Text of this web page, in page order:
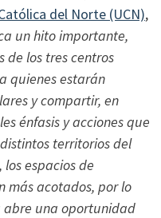
del Norte (UCN),
un hito importante,
de los tres centros
quienes estarán
y compartir, en
énfasis y acciones que
territorios del
espacios de
más acotados, por lo
abre una oportunidad